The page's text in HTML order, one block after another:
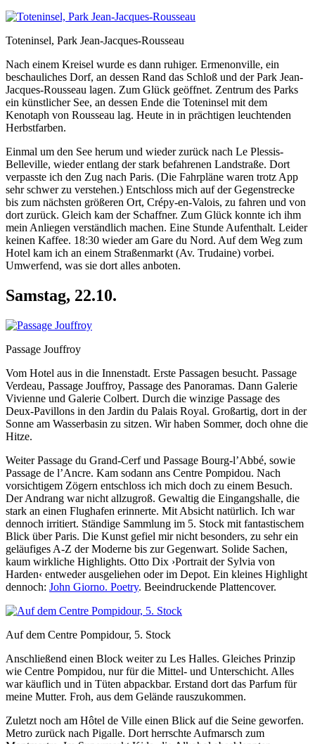
Toteninsel, Park Jean-Jacques-Rousseau
Nach einem Kreisel wurde es dann ruhiger. Ermenonville, ein
beschauliches Dorf, an dessen Rand das Schloß und der Park Jean-
Jacques-Rousseau lagen. Zum Glück geöffnet. Zentrum des Parks
ein künstlicher See, an dessen Ende die Toteninsel mit dem
Kenotaph von Rousseau lag. Heute in in prächtigen leuchtenden
Herbstfarben.
Einmal um den See herum und wieder zurück nach Le Plessis-
Belleville, wieder entlang der stark befahrenen Landstraße. Dort
verpasste ich den Zug nach Paris. (Die Fahrpläne waren trotz App
sehr schwer zu verstehen.) Entschloss mich auf der Gegenstrecke
bis zum nächsten größeren Ort, Crépy-en-Valois, zu fahren und von
dort zurück. Gleich kam der Schaffner. Zum Glück konnte ich ihm
mein Anliegen verständlich machen. Eine Stunde Aufenthalt. Leider
keinen Kaffee. 18:30 wieder am Gare du Nord. Auf dem Weg zum
Hotel kam ich an einem Straßenmarkt (Av. Trudaine) vorbei.
Umwerfend, was sie dort alles anboten.
Samstag, 22.10.
Passage Jouffroy
Vom Hotel aus in die Innenstadt. Erste Passagen besucht. Passage
Verdeau, Passage Jouffroy, Passage des Panoramas. Dann Galerie
Vivienne und Galerie Colbert. Durch die winzige Passage des
Deux-Pavillons in den Jardin du Palais Royal. Großartig, dort in der
Sonne am Wasserbasin zu sitzen. Wir haben Sommer, doch ohne die
Hitze.
Weiter Passage du Grand-Cerf und Passage Bourg-l’Abbé, sowie
Passage de l’Ancre. Kam sodann ans Centre Pompidou. Nach
vorsichtigem Zögern entschloss ich mich doch zu einem Besuch.
Der Andrang war nicht allzugroß. Gewaltig die Eingangshalle, die
stark an einen Flughafen erinnerte. Mit Absicht natürlich. Ich war
dennoch irritiert. Ständige Sammlung im 5. Stock mit fantastischem
Blick über Paris. Die Kunst gefiel mir nicht besonders, zu sehr ein
geläufiges A-Z der Moderne bis zur Gegenwart. Solide Sachen,
kaum wirkliche Highlights. Otto Dix ›Portrait der Sylvia von
Harden‹ entweder ausgeliehen oder im Depot. Ein kleines Highlight
dennoch: John Giorno. Poetry. Beeindruckende Plattencover.
Auf dem Centre Pompidour, 5. Stock
Anschließend einen Block weiter zu Les Halles. Gleiches Prinzip
wie Centre Pompidou, nur für die Mittel- und Unterschicht. Alles
war käuflich und in Tüten abpackbar. Erstand dort das Parfum für
meine Mutter. Froh, aus dem Gelände rauszukommen.
Zuletzt noch am Hôtel de Ville einen Blick auf die Seine geworfen.
Metro zurück nach Pigalle. Dort herrschte Aufmarsch zum